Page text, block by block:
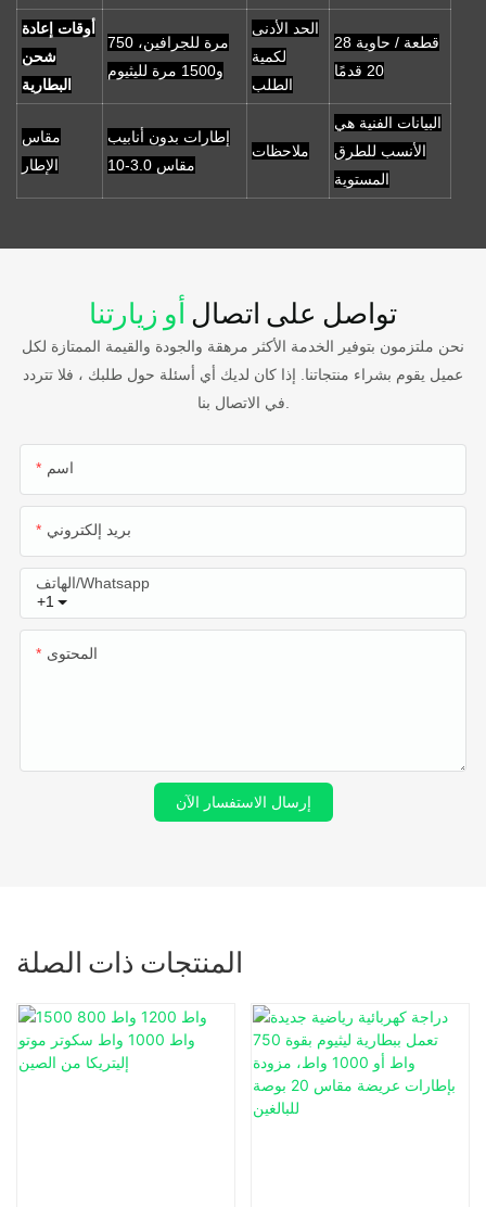
أوقات إعادة
شحن
البطارية
750 مرة للجرافين،
و1500 مرة لليثيوم
الحد الأدنى
لكمية
الطلب
28 قطعة / حاوية
20 قدمًا
مقاس
الإطار
إطارات بدون أنابيب
مقاس 3.0-10
ملاحظات
البيانات الفنية هي
الأنسب للطرق
المستوية
تواصل على اتصال أو زيارتنا
نحن ملتزمون بتوفير الخدمة الأكثر مرهقة والجودة والقيمة الممتازة لكل
عميل يقوم بشراء منتجاتنا. إذا كان لديك أي أسئلة حول طلبك ، فلا تتردد
اسم
بريد إلكتروني
+1
الهاتف/whatsapp
المحتوى
إرسال الاستفسار الآن
المنتجات ذات الصلة